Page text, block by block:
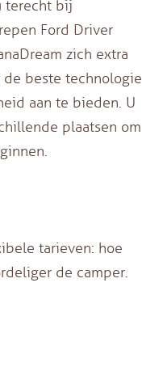
terecht bij
Ford Driver
zich extra
beste technologie
aan te bieden. U
plaatsen om
tarieven: hoe
de camper.